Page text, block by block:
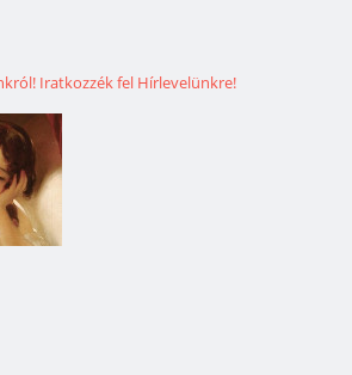
Iratkozzék fel Hírlevelünkre!